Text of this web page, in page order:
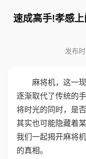
速成高手!孝感
发布
麻将机，这一
逐渐取代了传统的
将时光的同时，是
其实也可能隐藏着
我们一起揭开麻将
的真相。